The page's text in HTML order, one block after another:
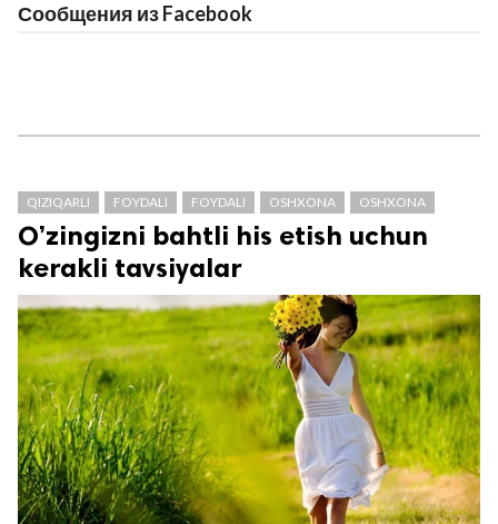
Сообщения из Facebook
QIZIQARLI FOYDALI FOYDALI OSHXONA OSHXONA
O’zingizni bahtli his etish uchun
kerakli tavsiyalar